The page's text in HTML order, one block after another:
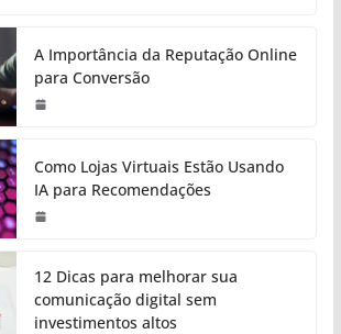
A Importância da Reputação Online
para Conversão
Como Lojas Virtuais Estão Usando
IA para Recomendações
12 Dicas para melhorar sua
comunicação digital sem
investimentos altos